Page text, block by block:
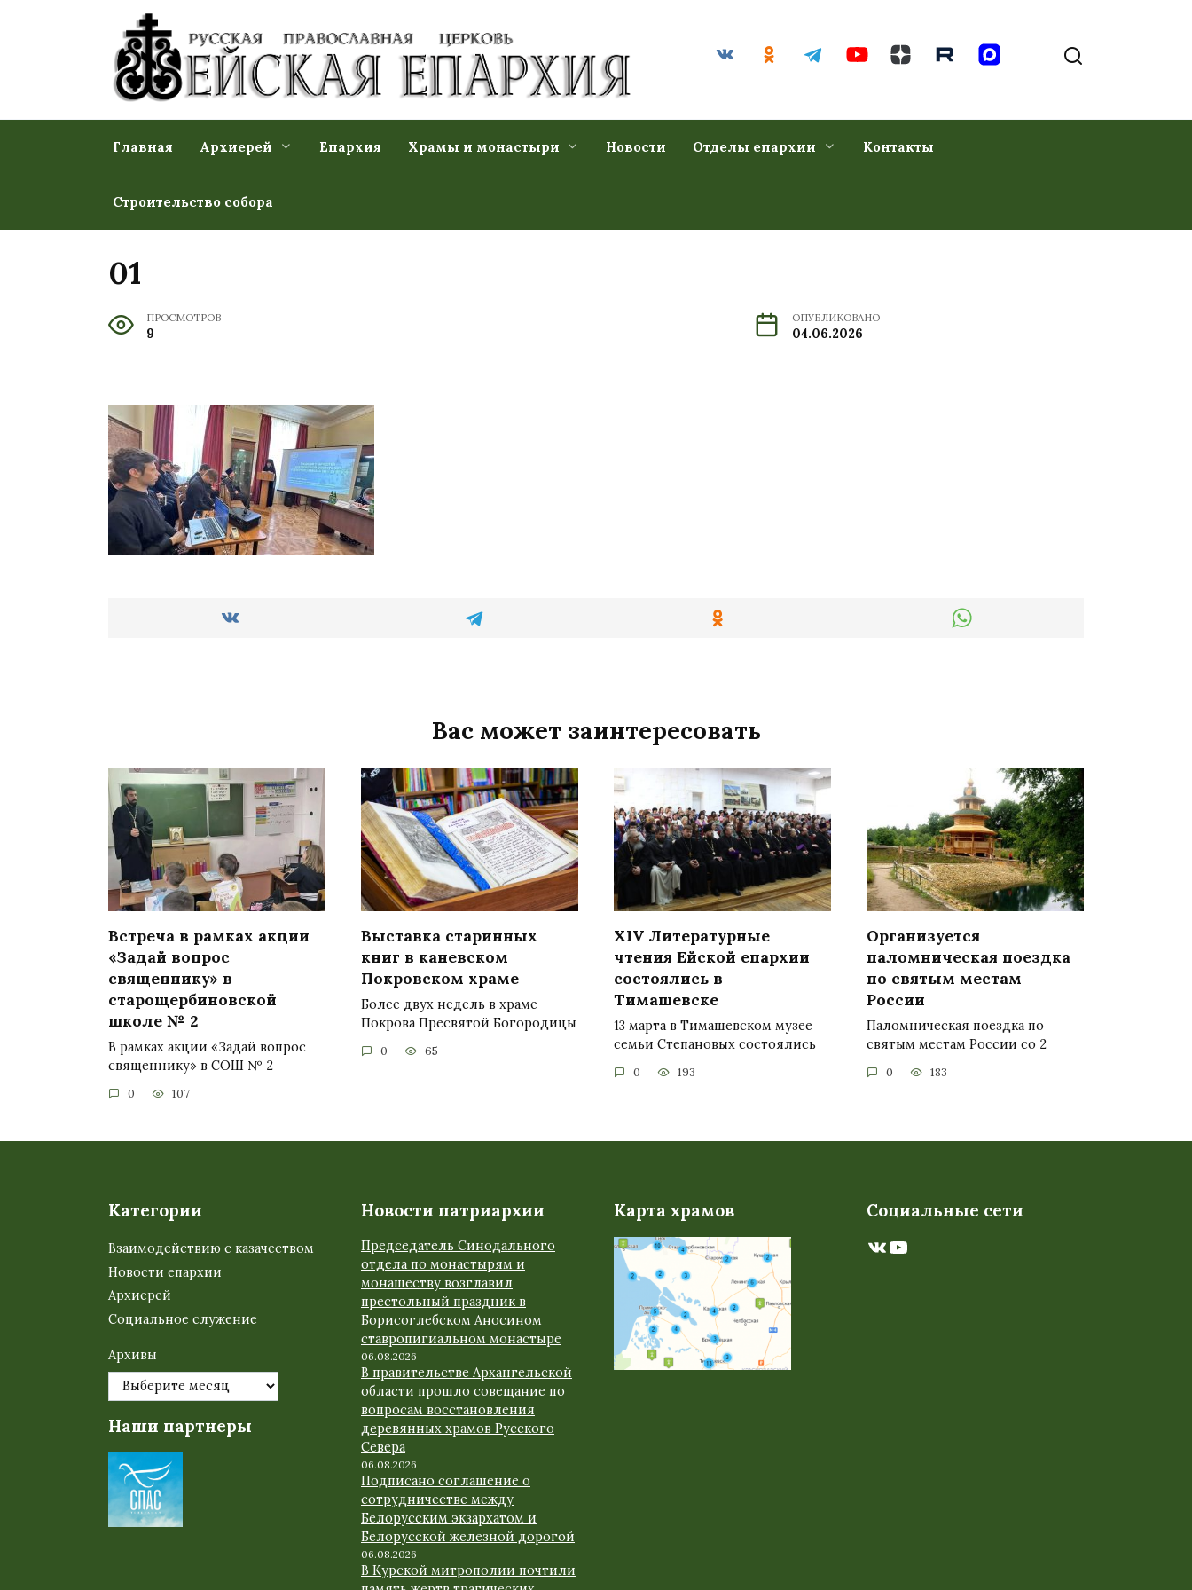
Главная Архиерей Епархия Храмы и монастыри Новости Отделы епархии Контакты
Строительство собора
01
ПРОСМОТРОВ
9
ОПУБЛИКОВАНО
04.06.2026
Вас может заинтересовать
Встреча в рамках акции
«Задай вопрос
священнику» в
старощербиновской
школе № 2
В рамках акции «Задай вопрос
священнику» в СОШ № 2
0 107
Выставка старинных
книг в каневском
Покровском храме
Более двух недель в храме
Покрова Пресвятой Богородицы
0 65
ХIV Литературные
чтения Ейской епархии
состоялись в
Тимашевске
13 марта в Тимашевском музее
семьи Степановых состоялись
0 193
Организуется
паломническая поездка
по святым местам
России
Паломническая поездка по
святым местам России со 2
0 183
Категории
Взаимодействию с казачеством
Новости епархии
Архиерей
Социальное служение
Архивы
Наши партнеры
Новости патриархии
Председатель Синодального
отдела по монастырям и
монашеству возглавил
престольный праздник в
Борисоглебском Аносином
ставропигиальном монастыре
06.08.2026
В правительстве Архангельской
области прошло совещание по
вопросам восстановления
деревянных храмов Русского
Севера
06.08.2026
Подписано соглашение о
сотрудничестве между
Белорусским экзархатом и
Белорусской железной дорогой
06.08.2026
В Курской митрополии почтили
Карта храмов Социальные сети
ВКонтакте
YouTube